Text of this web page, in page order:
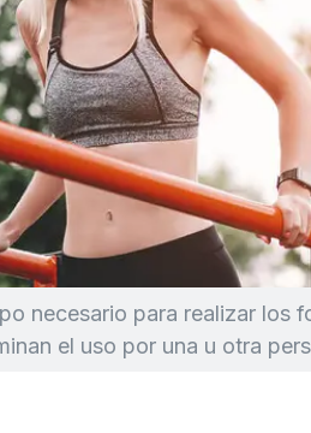
necesario para realizar los
el uso por una u otra